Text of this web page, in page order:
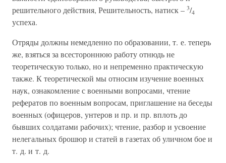
решительного действия, Решительность, натиск – 3/4
успеха.
Отряды должны немедленно по образовании, т. е. теперь
же, взяться за всестороннюю работу отнюдь не
теоретическую только, но и непременно практическую
также. К теоретической мы относим изучение военных
наук, ознакомление с военными вопросами, чтение
рефератов по военным вопросам, приглашение на беседы
военных (офицеров, унтеров и пр. и пр. вплоть до
бывших солдатами рабочих); чтение, разбор и усвоение
нелегальных брошюр и статей в газетах об уличном бое и
т. д. и т. д.